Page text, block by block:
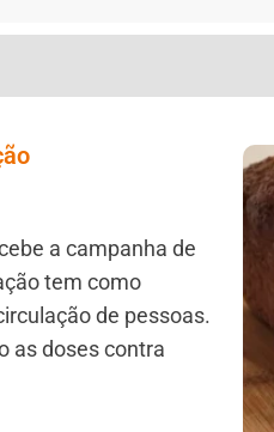
a campanha de
tem como
de pessoas.
as doses contra